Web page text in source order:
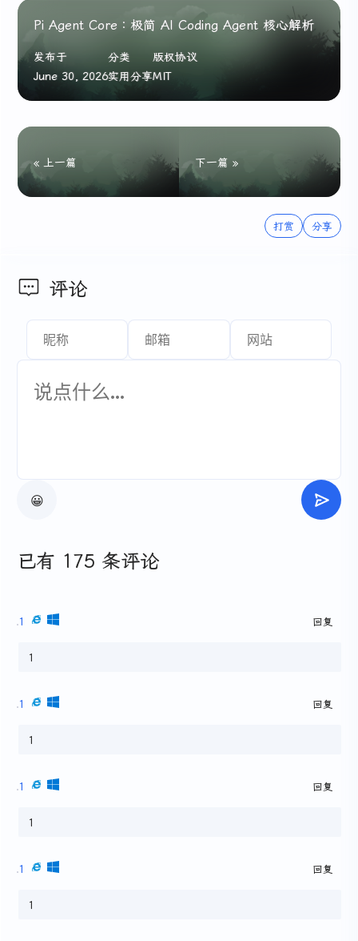
Pi Agent Core：极简 AI Coding Agent 核心解析
发布于
June 30, 2026
分类
实用分享
版权协议
MIT
« 上一篇 下一篇 »
打赏 分享
评论
😀
已有 175 条评论
1 回复
1
1 回复
1
1 回复
1
1 回复
1